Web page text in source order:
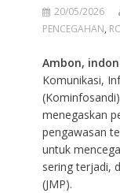
20/05/2026
PENCEGAHAN,
Ambon,
Komunikasi,
menegaskan
pengawasan
untuk
sering terjadi,
(JMP).